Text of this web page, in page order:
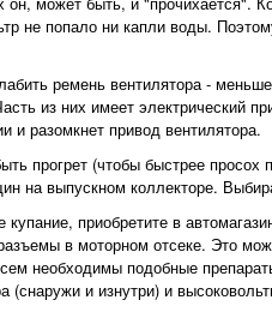
не попало ни капли воды.
ремень вентилятора -
из них имеет электрический
и разомкнет привод вентилятора.
прогрет (чтобы быстрее
на выпускном коллекторе.
купание, приобретите в
в моторном отсеке. Это
необходимы подобные
и изнутри) и